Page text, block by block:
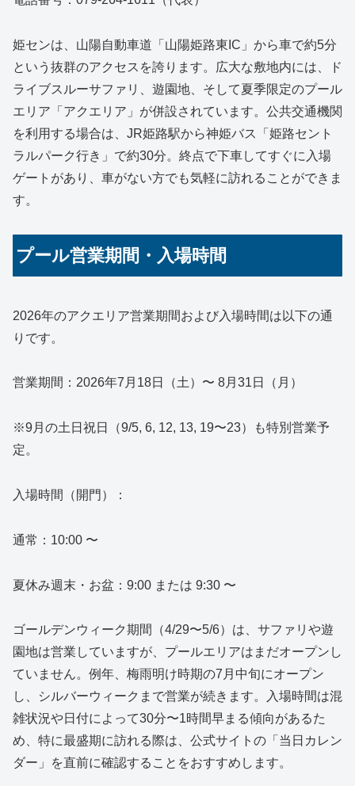
姫センは、山陽自動車道「山陽姫路東IC」から車で約5分
という抜群のアクセスを誇ります。広大な敷地内には、ド
ライブスルーサファリ、遊園地、そして夏季限定のプール
エリア「アクエリア」が併設されています。公共交通機関
を利用する場合は、JR姫路駅から神姫バス「姫路セント
ラルパーク行き」で約30分。終点で下車してすぐに入場
ゲートがあり、車がない方でも気軽に訪れることができま
す。
プール営業期間・入場時間
2026年のアクエリア営業期間および入場時間は以下の通
りです。
営業期間：2026年7月18日（土）〜 8月31日（月）
※9月の土日祝日（9/5, 6, 12, 13, 19〜23）も特別営業予
定。
入場時間（開門）：
通常：10:00 〜
夏休み週末・お盆：9:00 または 9:30 〜
ゴールデンウィーク期間（4/29〜5/6）は、サファリや遊
園地は営業していますが、プールエリアはまだオープンし
ていません。例年、梅雨明け時期の7月中旬にオープン
し、シルバーウィークまで営業が続きます。入場時間は混
雑状況や日付によって30分〜1時間早まる傾向があるた
め、特に最盛期に訪れる際は、公式サイトの「当日カレン
ダー」を直前に確認することをおすすめします。